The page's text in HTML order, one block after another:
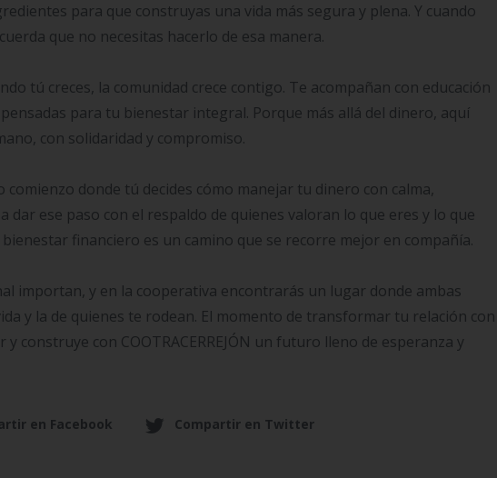
para que construyas una vida más segura y plena. Y cuando
que no necesitas hacerlo de esa manera.
tú creces, la comunidad crece contigo. Te acompañan con educación
para tu bienestar integral. Porque más allá del dinero, aquí
con solidaridad y compromiso.
donde tú decides cómo manejar tu dinero con calma,
dar ese paso con el respaldo de quienes valoran lo que eres y lo que
financiero es un camino que se recorre mejor en compañía.
importan, y en la cooperativa encontrarás un lugar donde ambas
y la de quienes te rodean. El momento de transformar tu relación con
construye con COOTRACERREJÓN un futuro lleno de esperanza y
en Facebook Compartir en Twitter